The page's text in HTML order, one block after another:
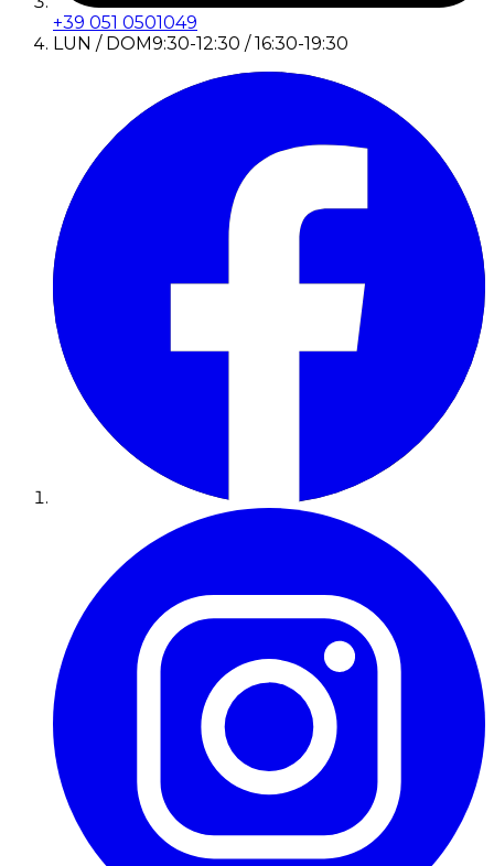
+39 051 0501049
LUN / DOM9:30-12:30 / 16:30-19:30